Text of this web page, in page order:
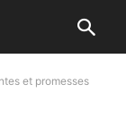
et promesses